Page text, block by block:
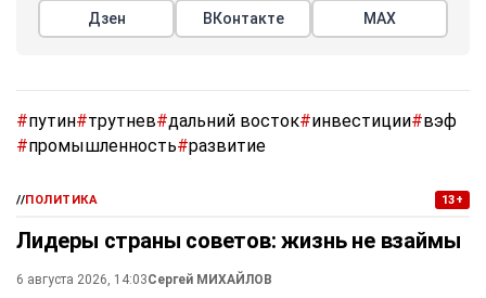
Дзен ВКонтакте МАХ
#путин#трутнев#дальний восток#инвестиции#вэф
#промышленность#развитие
//ПОЛИТИКА 13+
Лидеры страны советов: жизнь не взаймы
6 августа 2026, 14:03Сергей МИХАЙЛОВ